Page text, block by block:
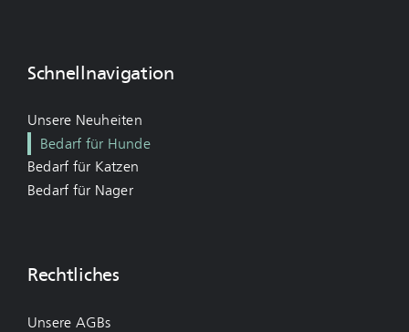
Schnellnavigation
Unsere Neuheiten
Bedarf für Hunde
Bedarf für Katzen
Bedarf für Nager
Rechtliches
Unsere AGBs